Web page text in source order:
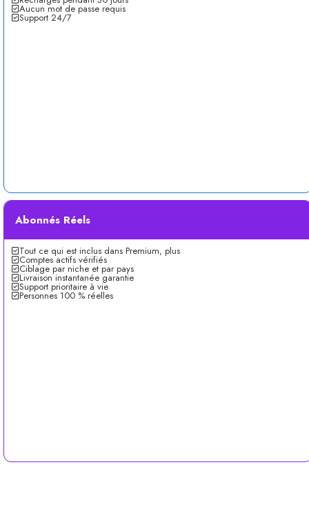
Aucun mot de passe requis
Support 24/7
Abonnés Réels
Tout ce qui est inclus dans Premium, plus
Comptes actifs vérifiés
Ciblage par niche et par pays
Livraison instantanée garantie
Support prioritaire à vie
Personnes 100 % réelles